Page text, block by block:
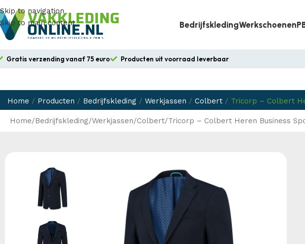
Skip to navigation
Skip to main content
BedrijfskledingWerkschoenen
Gratis verzending vanaf 75 euro Producten uit voorraad leverbaar
Home / Producten / Bedrijfskleding / Werkjassen / Colbert / Tricorp – Colbert
Home Bedrijfskleding Werkjassen Colbert Tricorp – Colbert Heren Business